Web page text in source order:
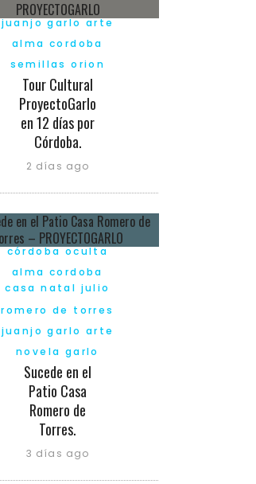
juanjo garlo arte
alma cordoba
semillas orion
Tour Cultural
ProyectoGarlo
en 12 días por
Córdoba.
2 días ago
córdoba oculta
alma cordoba
casa natal julio
romero de torres
juanjo garlo arte
novela garlo
Sucede en el
Patio Casa
Romero de
Torres.
3 días ago